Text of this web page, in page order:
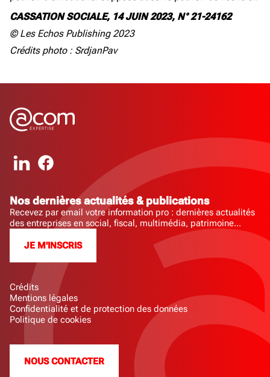
CASSATION SOCIALE, 14 JUIN 2023, N° 21-24162
© Les Echos Publishing 2023
Crédits photo : SrdjanPav
Crédits
Mentions légales
Confidentialité et de protection des données
Politique de cookies
NOUS CONTACTER
Nos dernières actualités & publications
Recevez par email votre information pro : dernières actualités
des entreprises en social, fiscal, multimédia, patrimoine...
JE M'INSCRIS